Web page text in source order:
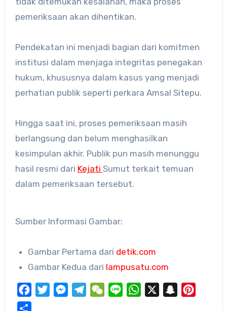
pemeriksaan akan dihentikan.
Pendekatan ini menjadi bagian dari komitmen
institusi dalam menjaga integritas penegakan
hukum, khususnya dalam kasus yang menjadi
perhatian publik seperti perkara Amsal Sitepu.
Hingga saat ini, proses pemeriksaan masih
berlangsung dan belum menghasilkan
kesimpulan akhir. Publik pun masih menunggu
hasil resmi dari Kejati Sumut terkait temuan
dalam pemeriksaan tersebut.
Sumber Informasi Gambar:
Gambar Pertama dari detik.com
Gambar Kedua dari lampusatu.com
FacebookTwitterMessengerTelegramWeChat
Line WhatsApp Snapchat